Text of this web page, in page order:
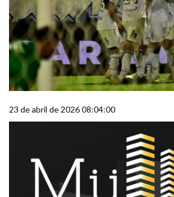
23 de abril de 2026 08:04:00